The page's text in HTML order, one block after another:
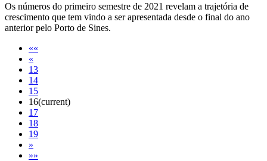
Os números do primeiro semestre de 2021 revelam a trajetória de
crescimento que tem vindo a ser apresentada desde o final do ano
anterior pelo Porto de Sines.
««
«
13
14
15
16(current)
17
18
19
»
»»